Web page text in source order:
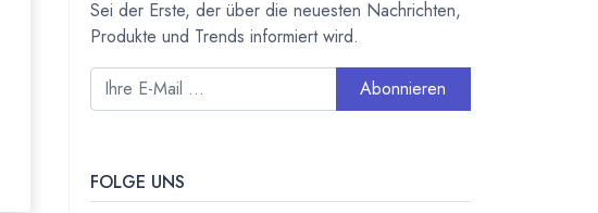
Sei der Erste, der über die neuesten Nachrichten,
Produkte und Trends informiert wird.
Abonnieren
FOLGE UNS